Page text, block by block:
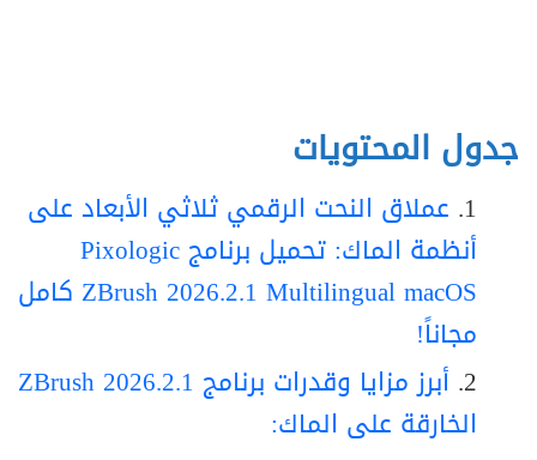
جدول المحتويات
عملاق النحت الرقمي ثلاثي الأبعاد على
أنظمة الماك: تحميل برنامج Pixologic
ZBrush 2026.2.1 Multilingual macOS كامل
مجاناً!
أبرز مزايا وقدرات برنامج ZBrush 2026.2.1
الخارقة على الماك: